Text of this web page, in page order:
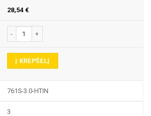
28,54 €
produkto kiekis: 761S TEKINIMO PLOKŠTELĖ
Į KREPŠELĮ
761S-3.0-HTIN
3